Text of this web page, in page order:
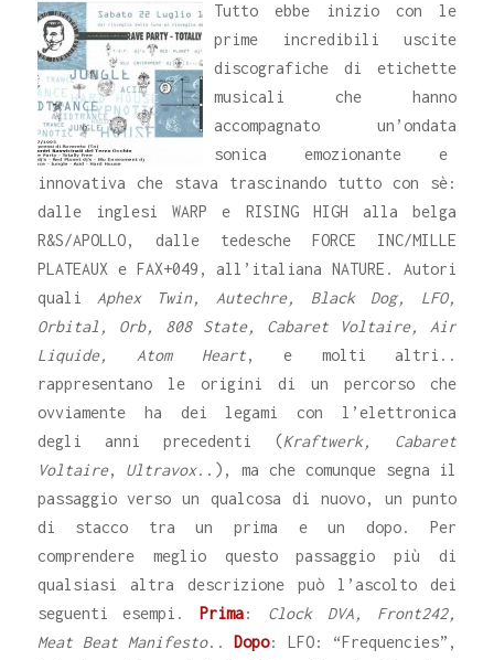
Tutto ebbe inizio con le
prime incredibili uscite
discografiche di etichette
musicali che hanno
accompagnato un’ondata
sonica emozionante e
innovativa che stava trascinando tutto con sè:
dalle inglesi WARP e RISING HIGH alla belga
R&S/APOLLO, dalle tedesche FORCE INC/MILLE
PLATEAUX e FAX+049, all’italiana NATURE. Autori
quali Aphex Twin, Autechre, Black Dog, LFO,
Orbital, Orb, 808 State, Cabaret Voltaire, Air
Liquide, Atom Heart, e molti altri..
rappresentano le origini di un percorso che
ovviamente ha dei legami con l’elettronica
degli anni precedenti (Kraftwerk, Cabaret
Voltaire, Ultravox..), ma che comunque segna il
passaggio verso un qualcosa di nuovo, un punto
di stacco tra un prima e un dopo. Per
comprendere meglio questo passaggio più di
qualsiasi altra descrizione può l’ascolto dei
seguenti esempi. Prima: Clock DVA, Front242,
Meat Beat Manifesto.. Dopo: LFO: “Frequencies”,